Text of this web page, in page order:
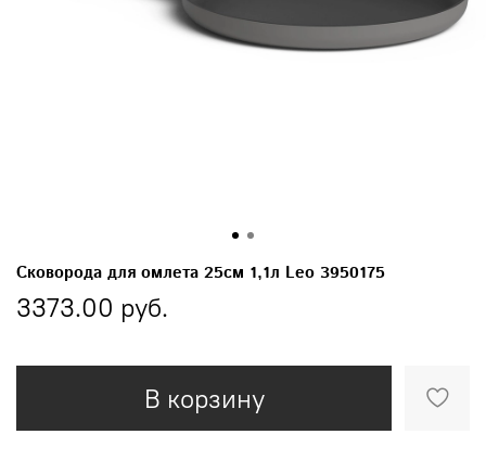
Сковорода для омлета 25см 1,1л Leo 3950175
3373.00 руб.
В корзину